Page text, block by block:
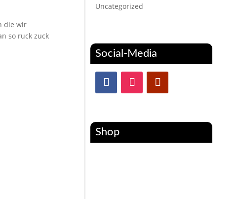
die wir
so ruck zuck
Uncategorized
Social-Media
Shop